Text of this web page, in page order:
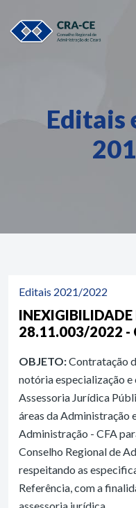
Editais
Editais 2021/2022
28.11.003/2022 -
OBJETO:Contratação
notória especialização e
Assessoria Jurídica
áreas da Administração
Administração - CFA
Conselho Regional de
respeitando as
Referência, com a